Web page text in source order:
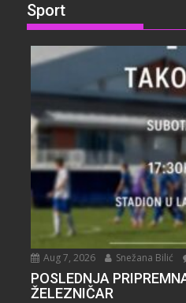
Sport
Aug 7, 2026 Snežana Bilić
POSLEDNJA
ŽELEZNIČAR